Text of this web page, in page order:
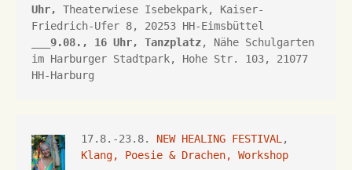
Uhr,
Theaterwiese Isebekpark, Kaiser-
Friedrich-Ufer 8, 20253 HH-Eimsbüttel
9.08., 16 Uhr, Tanzplatz, Nähe Schulgarten
im Harburger Stadtpark, Hohe Str. 103, 21077
HH-Harburg
17.8.-23.8. NEW HEALING FESTIVAL
Klang, Poesie & Drachen, Workshop